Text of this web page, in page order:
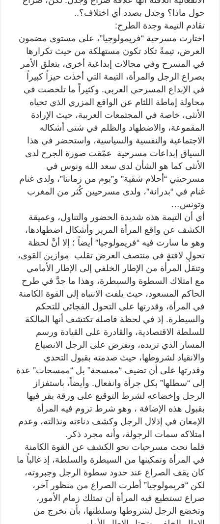
حول ماذا؟ وجدل بصدد أي اختلاف؟..
تقادم التيمة وجدة الطرح:
اختارت مسرحية “فريمولوجيا”، على مستوى مضمون
العرض، تيمةً تكاد تكون مستهلكة من حيث تكرارها
في المسرح وفي مجالات إبداعية أخرى، يتعلق الأمر
بصراع الرجل والمرأة، التيمة التي أخذت حيزاً كبيراً
في الإبداع المسرحي العربي. وكثيراً ما تلخصت في
محاولة إماطة اللثام عن الواقع المزري الذي تحياه
الأنثى، خاصة في المجتمعات العربية، حيث الإرادة
المقموعة، والاضطهاد والظلم في شتى أشكاله
الاجتماعية والنفسية والسياسية، واستحضر في هذا
السياق إبداعات مسرحية عمّقت صورة الجرح لدى
الأنثى كما هو الشأن لدى سعد الله ونوس في
مسرحيتي “أحلام شقية” و”يوم من زماننا”، ولدى غنام
غنام في “بدرانة”، ولدى مسرحيين كُثر من المغرب
وتونس…
أي أن التيمة هذه شديدة الحضور والتناول، وعميقة
الكشف عن واقع المرأة المرير وأشكال اضطهادها،
وهو ما سارت فيه “فريمولوجيا” أيضاً ؛ إلا أنَّ لحظة
تحولٍ لافتةٍ في منتصف العرض تقلب موازين القوى،
وتنقل المرأة من الإطار الخلفي إلى الإطار الأمامي
مع امتلاك السطوة والسيطرة، وهذا ما جدَّ في طرح
الحاكم المسعود، حيث يلفت الانتباه إلى القوة الكامنة
في المرأة، وقدرتها على التحول الفجائي للتحكم
والسيطرة. إذ في لحظة فاصلة تكتشف أنها المالكة
للسلطة الاقتصادية، والقادرة على القيادة ورسم
المسار الذي تريده، وتفرض على الرجل الانصياع
والانقياد لشروطها، حيث صدمته بقبول التحدي
وقدرتها على أن تضيف “ممسحة” بل “ممسحات” عدة
إلى “سطلها” بكل جرأة وانفعال. وأيضاً، باستفزاز
الرجل وإخضاعه لشرط التوقيع على ورقة يقر فيها
بقبول هذه الإضافة ، وهو شرط تروم فيه المرأة
الإمعان في إذلال الرجل وکشف دناءته ونذالته، وعدم
امتلاكه سمات الرجولة، وأنه مجرد ذكر.
قلما نحت مسرحيات نحو الكشف عن القوة الكامنة
في المرأة وتمكينها من السيطرة والسلطة، إذ غالباً ما
كان يقف الصراع عند حدود سطوة الرجل وجبروته،
لكن “فريمولوجيا” أطرت الصراع من منظور آخر،
صراع تستطيع فيه المرأة أن تمتلك زمام الأمور،
وتخضع الرجل لشروطها وسلطتها، بأن تخرج من